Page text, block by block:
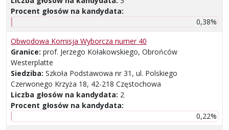
Procent głosów na kandydata:
0,38%
Obwodowa Komisja Wyborcza numer 40
Granice: prof. Jerzego Kołakowskiego, Obrońców
Westerplatte
Siedziba: Szkoła Podstawowa nr 31, ul. Polskiego
Czerwonego Krzyża 18, 42-218 Częstochowa
Liczba głosów na kandydata: 2
Procent głosów na kandydata:
0,22%